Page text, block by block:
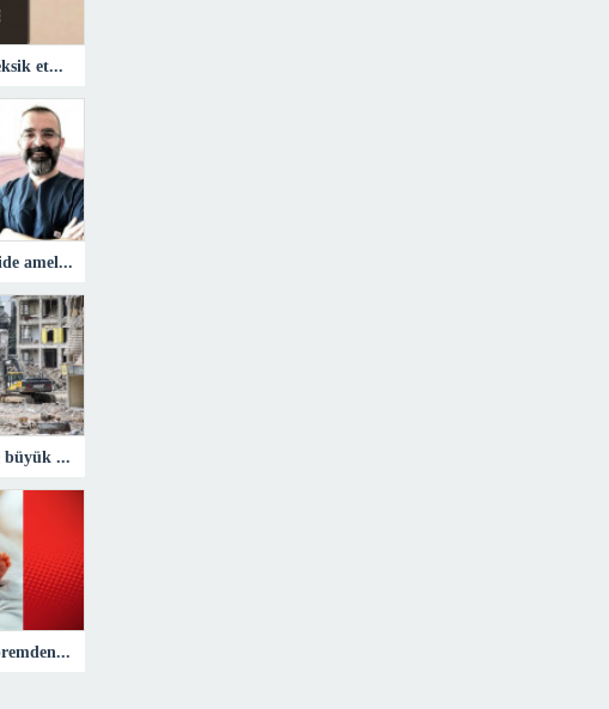
Sahur sofralarınızdan eksik etmeyin! Canan Karatay ’Süper besin’ diyerek açıkladı! Günde 2 adet tüketirseniz…
Hatay Valiliği "bölgede büyük bir salgın olduğu" iddiasını yalanladı
Sahra hastanesinde depremden sonra 68 bebek dünyaya geldi